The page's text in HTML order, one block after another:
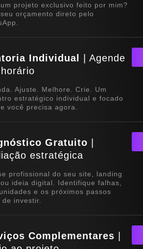
projeto exclusivo feito por mim?
orçamento direto pelo
Individual | Agende
Ajuste. Melhore. Crie. Um
estratégico individual e focado
você precisa agora.
Gratuito |
estratégica
profissional do seu site, landing
ideia digital. Identifique falhas,
e os próximos passos
de investir.
Complementares |